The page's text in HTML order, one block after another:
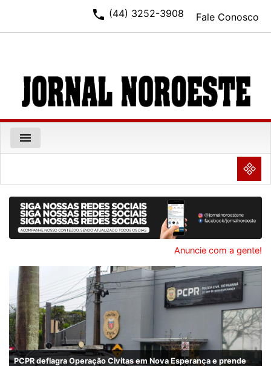
Fale Conosco
phone (44) 3252-3908
menu
NULL
Anuncie com a gente!
PCPR deflagra Operação Civitas em Nova Esperança e prende